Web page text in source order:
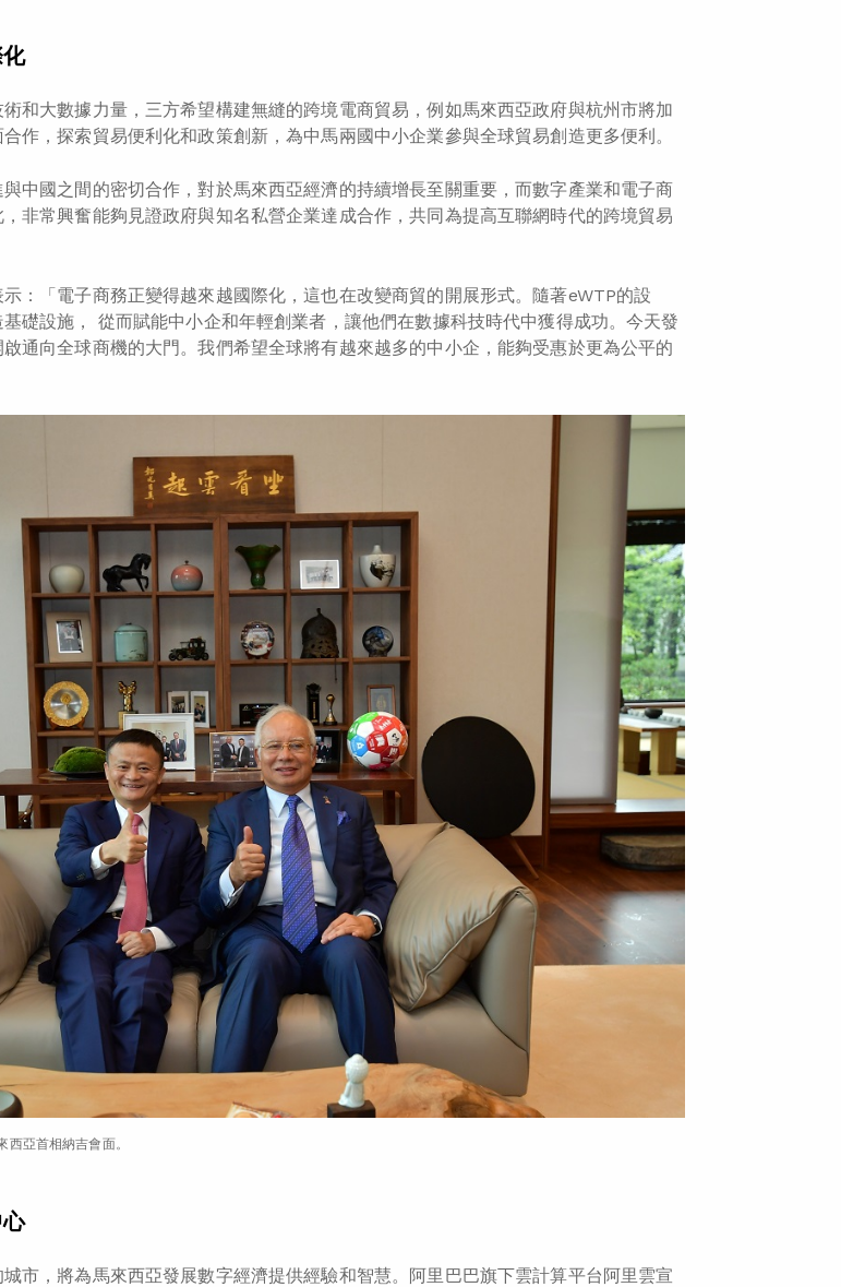
和大數據力量，三方希望構建無縫的跨境電商貿易，例如馬來西亞政府與杭州市將加
作，探索貿易便利化和政策創新，為中馬兩國中小企業參與全球貿易創造更多便利。
中國之間的密切合作，對於馬來西亞經濟的持續增長至關重要，而數字產業和電子商
非常興奮能夠見證政府與知名私營企業達成合作，共同為提高互聯網時代的跨境貿易
：「電子商務正變得越來越國際化，這也在改變商貿的開展形式。隨著eWTP的設
礎設施， 從而賦能中小企和年輕創業者，讓他們在數據科技時代中獲得成功。今天發
通向全球商機的大門。我們希望全球將有越來越多的中小企，能夠受惠於更為公平的
亞首相納吉會面。
市，將為馬來西亞發展數字經濟提供經驗和智慧。阿里巴巴旗下雲計算平台阿里雲宣